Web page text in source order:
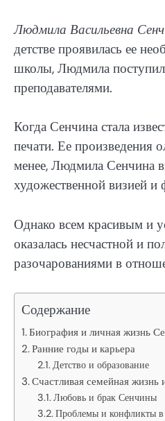
Людмила Васильевна
детстве проявилась ее
школы, Людмила
преподавателями.
Когда Сенчина стала
печати. Ее произведения
менее, Людмила Сенчина
художественной визией
Однако всем красивым и
оказалась несчастной и
разочарованиями в
Содержание
Биография и личная жизнь
Ранние годы и карьера
Детство и образование
Счастливая семейная жизнь
Любовь и брак Сенчины
Проблемы и конфликты в